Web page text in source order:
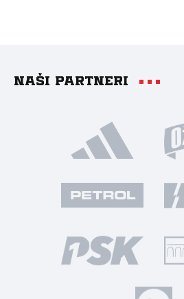
Naši partneri